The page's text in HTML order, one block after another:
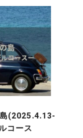
島(2025.4.13-
コース